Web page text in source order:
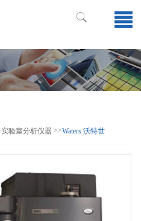
实验室分析仪器 >>Waters 沃特世